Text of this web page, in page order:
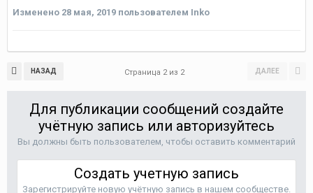
Изменено 28 мая, 2019 пользователем Inko
НАЗАД ДАЛЕЕ
Страница 2 из 2
Для публикации сообщений создайте
учётную запись или авторизуйтесь
Вы должны быть пользователем, чтобы оставить комментарий
Создать учетную запись
Зарегистрируйте новую учётную запись в нашем сообществе.